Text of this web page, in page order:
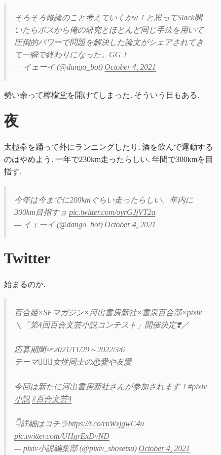
そろそろ修論のこと考えていくかw！と思ってSlack開
いたらボスから俺の研究とほとんど同じ手法を用いて
圧倒的パワーで問題を解決した論文がシェアされてき
て一瞬で終わりになった。GG！
— イェーイ (@dango_bot) October 4, 2021
勢い余って檸檬堂を開けてしまった. そういう日もある.
夜
太極拳を踊って外にランニングしたり. 酒を飲んで運動する
のはやめよう. 一年で230km走ったらしい. 年間で300kmを目
指す.
今年は今までに200kmぐらい走ったらしい。年内に
300km目指すョ pic.twitter.com/oyrGJjVT2a
— イェーイ (@dango_bot) October 4, 2021
Twitter
始まるのか.
百合姫×SFマガジン×河出書房新社×書泉百合部×pixiv
＼「第4回百合文芸小説コンテスト」開催決定❣️／
応募期間☞2021/11/29～2022/3/6
テーマ👩‍❤️‍👩女性同士の恋愛や友愛
今回は新たに河出書房新社さんが参加されます！ #pixiv
小説 #百合文芸4
👇詳細はコチラhttps://t.co/rnWxjgwC4u
pic.twitter.com/UHgrExDvND
— pixiv小説編集部 (@pixiv_shosetsu) October 4, 2021